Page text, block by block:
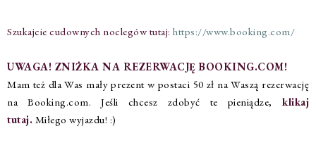
Szukajcie cudownych noclegów tutaj: https://www.booking.com/
UWAGA! ZNIŻKA NA REZERWACJĘ BOOKING.COM!
Mam też dla Was mały prezent w postaci 50 zł na Waszą rezerwację
na Booking.com. Jeśli chcesz zdobyć te pieniądze, klikaj
tutaj. Miłego wyjazdu! :)